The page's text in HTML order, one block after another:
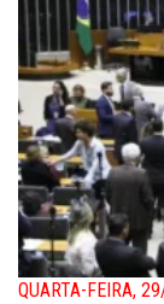
QUARTA-FEIRA,